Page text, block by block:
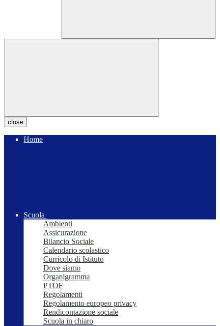
close
Home
Scuola
Ambienti
Assicurazione
Bilancio Sociale
Calendario scolastico
Curricolo di Istituto
Dove siamo
Organigramma
PTOF
Regolamenti
Regolamento europeo privacy
Rendicontazione sociale
Scuola in chiaro